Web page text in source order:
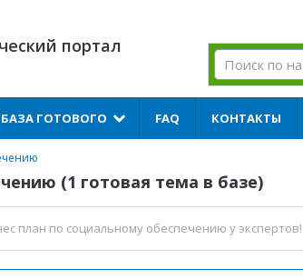
портал
БАЗА ГОТОВОГО FAQ КОНТАКТЫ
(1 готовая тема в базе)
план по социальному обеспечению у экспертов!